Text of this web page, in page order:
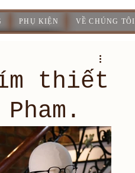
PHỤ KIỆN VỀ CHÚNG TÔI
thiết